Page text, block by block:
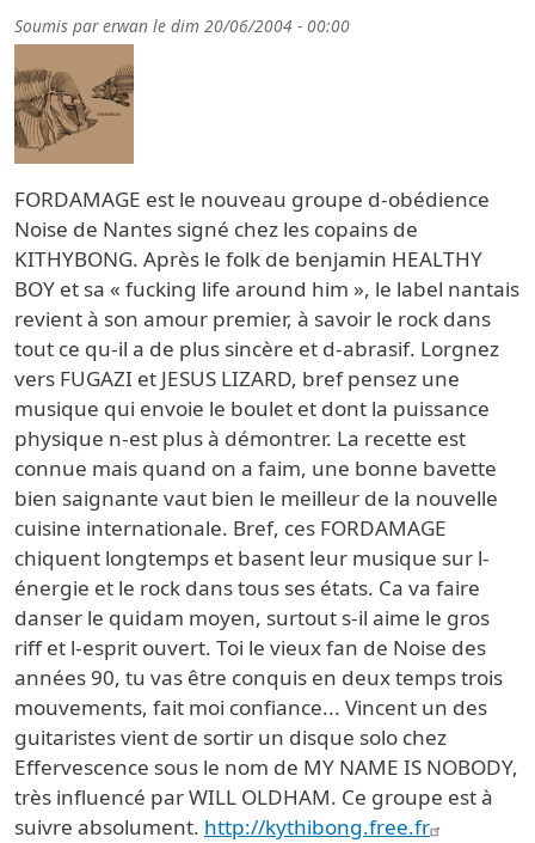
Soumis parerwan le dim 20/06/2004 - 00:00
FORDAMAGE est le nouveau groupe d-obédience
Noise de Nantes signé chez les copains de
KITHYBONG. Après le folk de benjamin HEALTHY
BOY et sa « fucking life around him », le label nantais
revient à son amour premier, à savoir le rock dans
tout ce qu-il a de plus sincère et d-abrasif. Lorgnez
vers FUGAZI et JESUS LIZARD, bref pensez une
musique qui envoie le boulet et dont la puissance
physique n-est plus à démontrer. La recette est
connue mais quand on a faim, une bonne bavette
bien saignante vaut bien le meilleur de la nouvelle
cuisine internationale. Bref, ces FORDAMAGE
chiquent longtemps et basent leur musique sur l-
énergie et le rock dans tous ses états. Ca va faire
danser le quidam moyen, surtout s-il aime le gros
riff et l-esprit ouvert. Toi le vieux fan de Noise des
années 90, tu vas être conquis en deux temps trois
mouvements, fait moi confiance... Vincent un des
guitaristes vient de sortir un disque solo chez
Effervescence sous le nom de MY NAME IS NOBODY,
très influencé par WILL OLDHAM. Ce groupe est à
suivre absolument. http://kythibong.free.fr